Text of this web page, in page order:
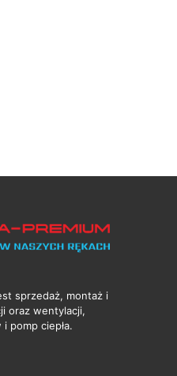
sprzedaż, montaż i
oraz wentylacji,
pomp ciepła.